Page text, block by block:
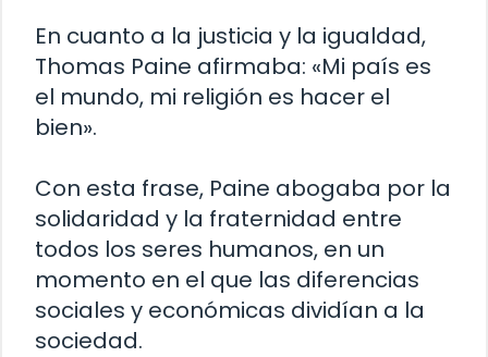
En cuanto a la justicia y la igualdad,
Thomas Paine afirmaba: «Mi país es
el mundo, mi religión es hacer el
bien».
Con esta frase, Paine abogaba por la
solidaridad y la fraternidad entre
todos los seres humanos, en un
momento en el que las diferencias
sociales y económicas dividían a la
sociedad.